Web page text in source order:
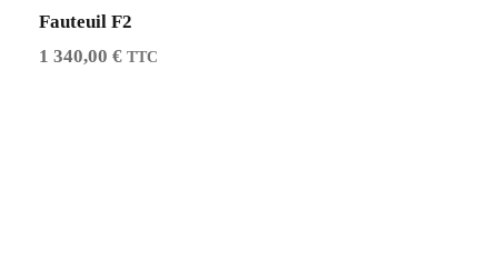
Fauteuil F2
1 340,00 € TTC